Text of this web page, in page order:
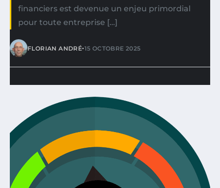
financiers est devenue un enjeu primordial
pour toute entreprise […]
FLORIAN ANDRÉ•15 OCTOBRE 2025